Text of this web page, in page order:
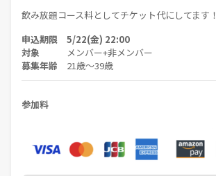
飲み放題コース料としてチケット代にしてます！
申込期限 5/22(金) 22:00
対象 メンバー+非メンバー
募集年齢 21歳〜39歳
参加料